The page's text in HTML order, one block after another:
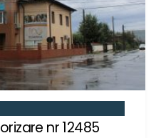
nr 12485